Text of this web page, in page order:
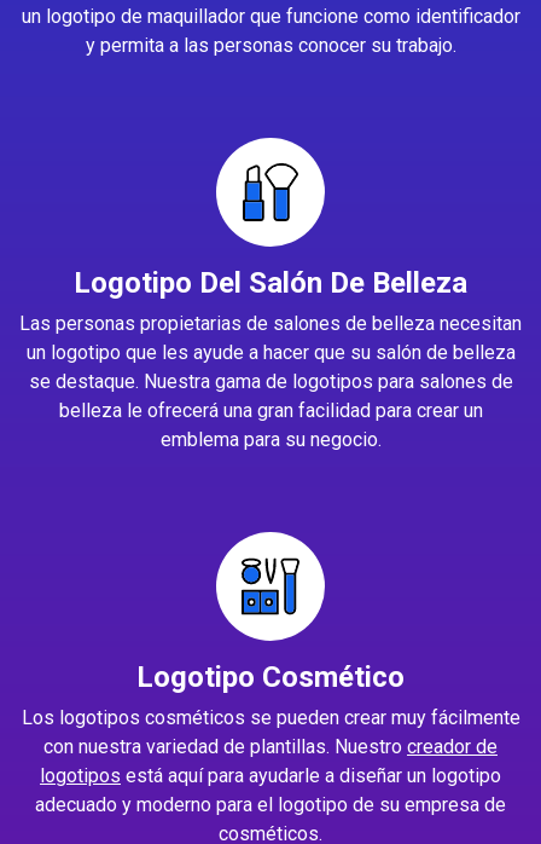
un logotipo de maquillador que funcione como identificador
y permita a las personas conocer su trabajo.
Logotipo Del Salón De Belleza
Las personas propietarias de salones de belleza necesitan
un logotipo que les ayude a hacer que su salón de belleza
se destaque. Nuestra gama de logotipos para salones de
belleza le ofrecerá una gran facilidad para crear un
emblema para su negocio.
Logotipo Cosmético
Los logotipos cosméticos se pueden crear muy fácilmente
con nuestra variedad de plantillas. Nuestro creador de
logotipos está aquí para ayudarle a diseñar un logotipo
adecuado y moderno para el logotipo de su empresa de
cosméticos.